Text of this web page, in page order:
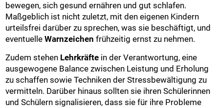
bewegen, sich gesund ernähren und gut schlafen.
Maßgeblich ist nicht zuletzt, mit den eigenen Kindern
urteilsfrei darüber zu sprechen, was sie beschäftigt, und
eventuelleWarnzeichenfrühzeitig ernst zu nehmen.
Zudem stehen Lehrkräfte in der Verantwortung, eine
ausgewogene Balance zwischen Leistung und Erholung
zu schaffen sowie Techniken der Stressbewältigung zu
vermitteln. Darüber hinaus sollten sie ihren Schülerinnen
und Schülern signalisieren, dass sie für ihre Probleme